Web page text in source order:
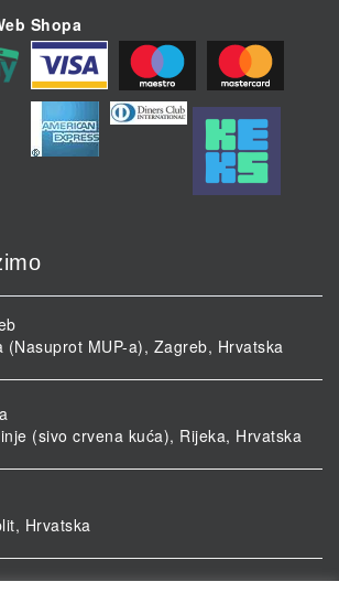
Shopa
(Nasuprot MUP-a), Zagreb, Hrvatska
(sivo crvena kuća), Rijeka, Hrvatska
Hrvatska